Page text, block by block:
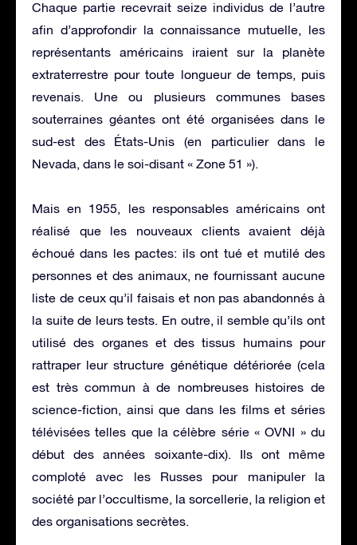
Chaque partie recevrait seize individus de l’autre
afin d’approfondir la connaissance mutuelle, les
représentants américains iraient sur la planète
extraterrestre pour toute longueur de temps, puis
revenais. Une ou plusieurs communes bases
souterraines géantes ont été organisées dans le
sud-est des États-Unis (en particulier dans le
Nevada, dans le soi-disant « Zone 51 »).
Mais en 1955, les responsables américains ont
réalisé que les nouveaux clients avaient déjà
échoué dans les pactes: ils ont tué et mutilé des
personnes et des animaux, ne fournissant aucune
liste de ceux qu’il faisais et non pas abandonnés à
la suite de leurs tests. En outre, il semble qu’ils ont
utilisé des organes et des tissus humains pour
rattraper leur structure génétique détériorée (cela
est très commun à de nombreuses histoires de
science-fiction, ainsi que dans les films et séries
télévisées telles que la célèbre série « OVNI » du
début des années soixante-dix). Ils ont même
comploté avec les Russes pour manipuler la
société par l’occultisme, la sorcellerie, la religion et
des organisations secrètes.